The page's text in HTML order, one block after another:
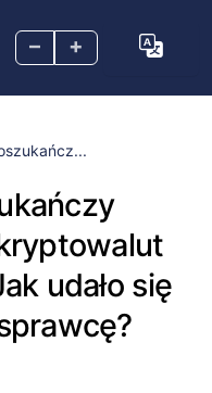
– +
udało się